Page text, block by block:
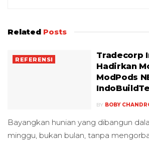
Related Posts
REFERENSI
Tradecorp
Hadirkan
ModPods
BY BOBY
Bayangkan hunian yang dibangun
minggu, bukan bulan, tanpa